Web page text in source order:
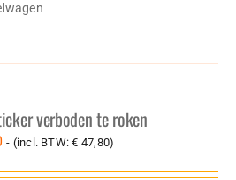
verboden te roken
- (incl. BTW:€ 47,80)